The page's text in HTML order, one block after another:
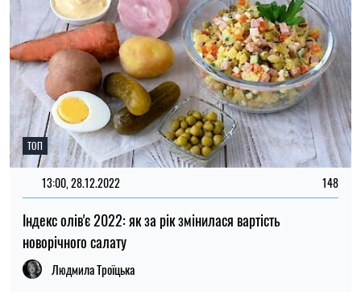
ТОП
13:00, 28.12.2022 148
Індекс олів'є 2022: як за рік змінилася вартість
новорічного салату
Людмила Троїцька